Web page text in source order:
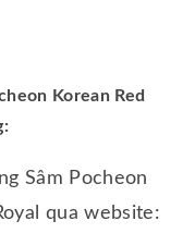
Korean Red
Sâm Pocheon
qua website: